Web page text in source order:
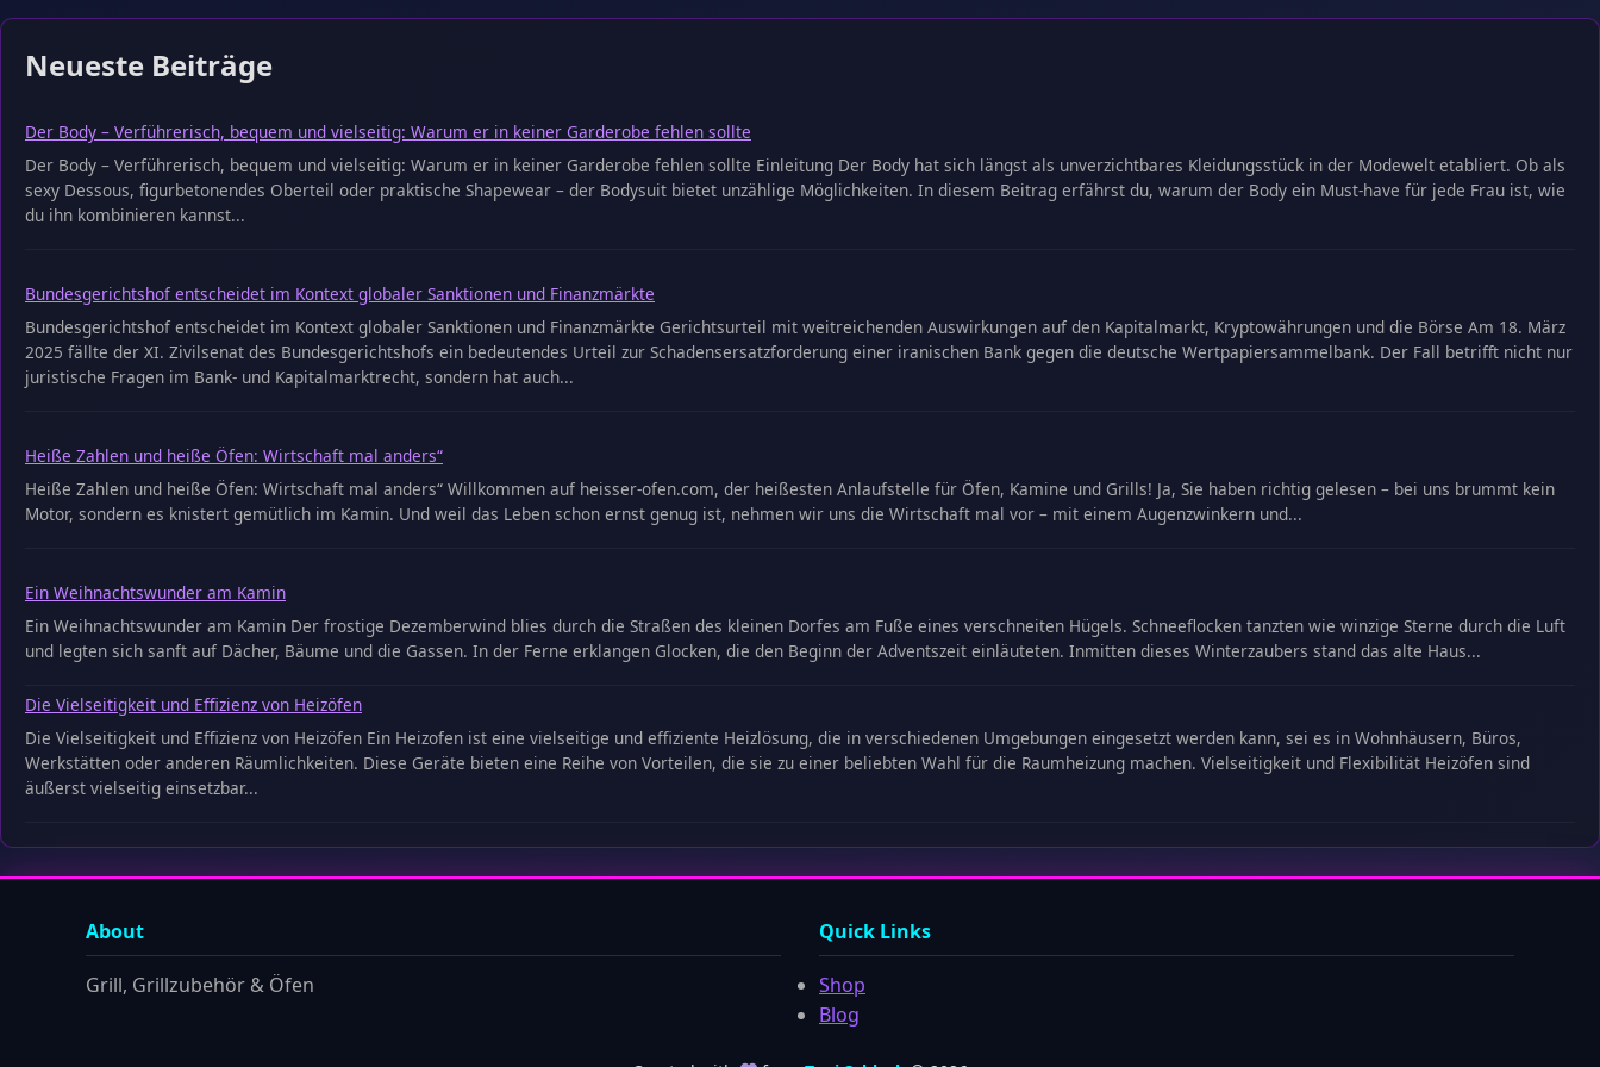
Neueste Beiträge
Der Body – Verführerisch, bequem und vielseitig: Warum er in keiner Garderobe fehlen sollte
Der Body – Verführerisch, bequem und vielseitig: Warum er in keiner Garderobe fehlen sollte Einleitung Der Body hat sich längst als unverzichtbares Kleidungsstück in der Modewelt etabliert. Ob als
sexy Dessous, figurbetonendes Oberteil oder praktische Shapewear – der Bodysuit bietet unzählige Möglichkeiten. In diesem Beitrag erfährst du, warum der Body ein Must-have für jede Frau ist, wie
du ihn kombinieren kannst...
Bundesgerichtshof entscheidet im Kontext globaler Sanktionen und Finanzmärkte
Bundesgerichtshof entscheidet im Kontext globaler Sanktionen und Finanzmärkte Gerichtsurteil mit weitreichenden Auswirkungen auf den Kapitalmarkt, Kryptowährungen und die Börse Am 18. März
2025 fällte der XI. Zivilsenat des Bundesgerichtshofs ein bedeutendes Urteil zur Schadensersatzforderung einer iranischen Bank gegen die deutsche Wertpapiersammelbank. Der Fall betrifft nicht nur
juristische Fragen im Bank- und Kapitalmarktrecht, sondern hat auch...
Heiße Zahlen und heiße Öfen: Wirtschaft mal anders“
Heiße Zahlen und heiße Öfen: Wirtschaft mal anders“ Willkommen auf heisser-ofen.com, der heißesten Anlaufstelle für Öfen, Kamine und Grills! Ja, Sie haben richtig gelesen – bei uns brummt kein
Motor, sondern es knistert gemütlich im Kamin. Und weil das Leben schon ernst genug ist, nehmen wir uns die Wirtschaft mal vor – mit einem Augenzwinkern und...
Ein Weihnachtswunder am Kamin
Ein Weihnachtswunder am Kamin Der frostige Dezemberwind blies durch die Straßen des kleinen Dorfes am Fuße eines verschneiten Hügels. Schneeflocken tanzten wie winzige Sterne durch die Luft
und legten sich sanft auf Dächer, Bäume und die Gassen. In der Ferne erklangen Glocken, die den Beginn der Adventszeit einläuteten. Inmitten dieses Winterzaubers stand das alte Haus...
Die Vielseitigkeit und Effizienz von Heizöfen
Die Vielseitigkeit und Effizienz von Heizöfen Ein Heizofen ist eine vielseitige und effiziente Heizlösung, die in verschiedenen Umgebungen eingesetzt werden kann, sei es in Wohnhäusern, Büros,
Werkstätten oder anderen Räumlichkeiten. Diese Geräte bieten eine Reihe von Vorteilen, die sie zu einer beliebten Wahl für die Raumheizung machen. Vielseitigkeit und Flexibilität Heizöfen sind
äußerst vielseitig einsetzbar...
About
Grill, Grillzubehör & Öfen
Quick Links
Shop
Blog